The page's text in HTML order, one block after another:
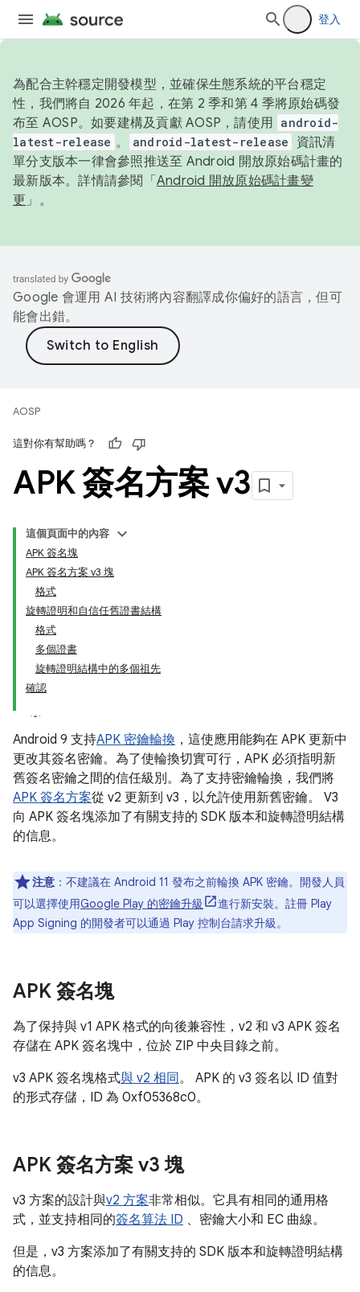
登入
為配合主幹穩定開發模型，並確保生態系統的平台穩定
性，我們將自 2026 年起，在第 2 季和第 4 季將原始碼發
布至 AOSP。如要建構及貢獻 AOSP，請使用 android-
latest-release 。 android-latest-release
資訊清
單分支版本一律會參照推送至 Android 開放原始碼計畫的
最新版本。詳情請參閱「 Android 開放原始碼計畫變
更 」。
Google 會運用 AI 技術將內容翻譯成你偏好的語言，但可
能會出錯。
AOSP
這對你有幫助嗎？
APK 簽名方案 v3
這個頁面中的內容
APK 簽名塊
APK 簽名方案 v3 塊
格式
旋轉證明和自信任舊證書結構
格式
多個證書
旋轉證明結構中的多個祖先
確認
Android 9 支持APK 密鑰輪換 ，這使應用能夠在 APK 更新中
更改其簽名密鑰。為了使輪換切實可行，APK 必須指明新
舊簽名密鑰之間的信任級別。為了支持密鑰輪換，我們將
APK 簽名方案從 v2 更新到 v3，以允許使用新舊密鑰。 V3
向 APK 簽名塊添加了有關支持的 SDK 版本和旋轉證明結構
的信息。
注意 ：不建議在 Android 11 發布之前輪換 APK 密鑰。開發人員
可以選擇使用Google Play 的密鑰升級
進行新安裝。註冊 Play
App Signing 的開發者可以通過 Play 控制台請求升級。
APK 簽名塊
為了保持與 v1 APK 格式的向後兼容性，v2 和 v3 APK 簽名
存儲在 APK 簽名塊中，位於 ZIP 中央目錄之前。
v3 APK 簽名塊格式與 v2 相同。 APK 的 v3 簽名以 ID 值對
的形式存儲，ID 為 0xf05368c0。
APK 簽名方案 v3 塊
v3 方案的設計與v2 方案非常相似。它具有相同的通用格
式，並支持相同的簽名算法 ID 、密鑰大小和 EC 曲線。
但是，v3 方案添加了有關支持的 SDK 版本和旋轉證明結構
的信息。